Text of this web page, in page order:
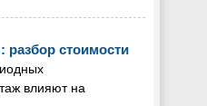
стоимости
влияют на